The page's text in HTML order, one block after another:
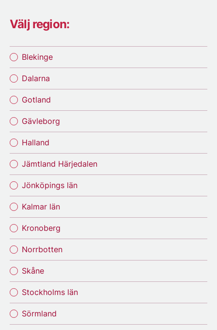
Välj region:
Blekinge
Dalarna
Gotland
Gävleborg
Halland
Jämtland Härjedalen
Jönköpings län
Kalmar län
Kronoberg
Norrbotten
Skåne
Stockholms län
Sörmland